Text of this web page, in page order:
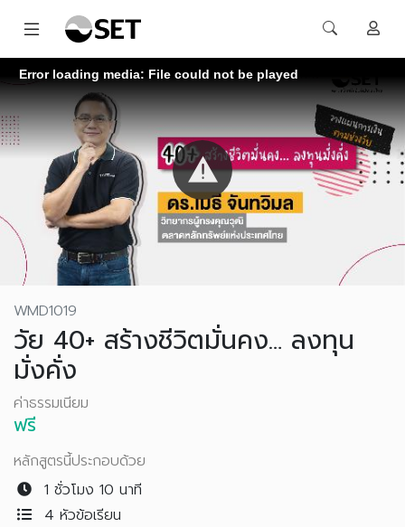
Error loading media: File could not be played
WMD1019
วัย 40+ สร้างชีวิตมั่นคง… ลงทุน
มั่งคั่ง
ค่าธรรมเนียม
ฟรี
หลักสูตรนี้ประกอบด้วย
1 ชั่วโมง 10 นาที
4 หัวข้อเรียน